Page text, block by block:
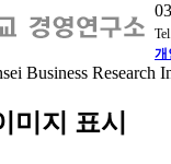
Tel.
개
Business Research
미지 표시